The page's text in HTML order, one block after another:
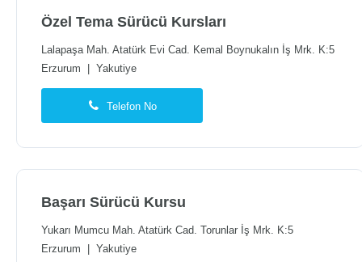
Özel Tema Sürücü Kursları
Lalapaşa Mah. Atatürk Evi Cad. Kemal Boynukalın İş Mrk. K:5
Erzurum
Yakutiye
Telefon No
Başarı Sürücü Kursu
Yukarı Mumcu Mah. Atatürk Cad. Torunlar İş Mrk. K:5
Erzurum
Yakutiye